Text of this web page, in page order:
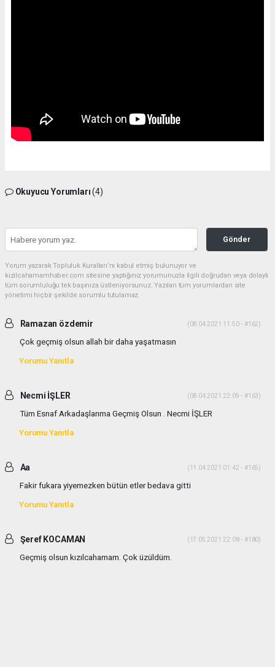
Okuyucu Yorumları(4)
Gönder
Yorum yazarak Topluluk Kuralları’nı kabul etmiş bulunuyor ve
kizilcahamamhaber.com sitesine yaptığınız yorumunuzla ilgili doğrudan veya dolaylı
tüm sorumluluğu tek başınıza üstleniyorsunuz. Yazılan tüm yorumlardan site
yönetimi hiçbir şekilde sorumlu tutulamaz.
Ramazan özdemir (08.04.2021 11:50 - #162)
Çok geçmiş olsun allah bir daha yaşatmasın
Yorumu Yanıtla
Necmi İŞLER (08.04.2021 22:09 - #163)
Tüm Esnaf Arkadaşlarıma Geçmiş Olsun . Necmi İŞLER
Yorumu Yanıtla
Aa (11.04.2021 01:42 - #165)
Fakir fukara yiyemezken bütün etler bedava gitti
Yorumu Yanıtla
Şeref KOCAMAN (17.05.2021 22:08 - #180)
Geçmiş olsun kızılcahamam. Çok üzüldüm.